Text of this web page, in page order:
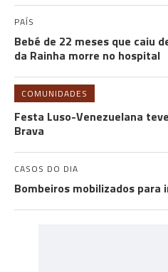
PAÍS
Bebé de 22 meses que caiu
da Rainha morre no hospital
COMUNIDADES
Festa Luso-Venezuelana
Brava
CASOS DO DIA
Bombeiros mobilizados para